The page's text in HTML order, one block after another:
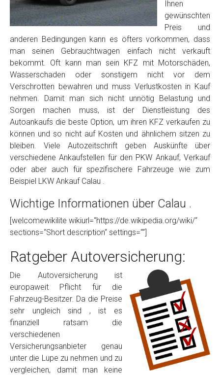
Foto Nr. 3
Sonstiges
Fertig
Wie viel ist 10+2 ?*
Ihnen
gewünschten
Preis und
anderen Bedingungen kann es öfters vorkommen, dass
man seinen Gebrauchtwagen einfach nicht verkauft
bekommt. Oft kann man sein KFZ mit Motorschäden,
Wasserschaden oder sonstigem nicht vor dem
Verschrotten bewahren und muss Verlustkosten in Kauf
nehmen. Damit man sich nicht unnötig Belastung und
Sorgen machen muss, ist der Dienstleistung des
Autoankaufs die beste Option, um ihren KFZ verkaufen zu
können und so nicht auf Kosten und ähnlichem sitzen zu
bleiben. Viele Autozeitschrift geben Auskünfte über
verschiedene Ankaufstellen für den PKW Ankauf, Verkauf
oder aber auch für spezifischere Fahrzeuge wie zum
Beispiel LKW Ankauf Calau .
Wichtige Informationen über Calau .
[welcomewikilite wikiurl=“https://de.wikipedia.org/wiki/“
sections=“Short description“ settings=““]
Ratgeber Autoversicherung:
Die Autoversicherung ist
europaweit Pflicht für die
Fahrzeug-Besitzer. Da die Preise
sehr ungleich sind , ist es
finanziell ratsam die
verschiedenen
Versicherungsanbieter genau
unter die Lupe zu nehmen und zu
vergleichen, damit man keine